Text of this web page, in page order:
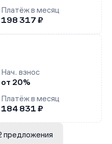
Платёж в месяц
198 317 ₽
Нач. взнос
от 20%
Платёж в месяц
184 831 ₽
предложения